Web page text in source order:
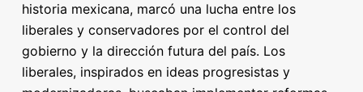
historia mexicana, marcó una lucha entre los
liberales y conservadores por el control del
gobierno y la dirección futura del país. Los
liberales, inspirados en ideas progresistas y